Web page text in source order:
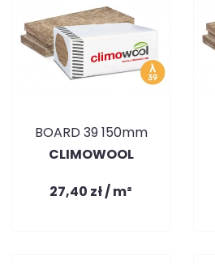
BOARD 39 150mm
CLIMOWOOL
27,40 zł / m²